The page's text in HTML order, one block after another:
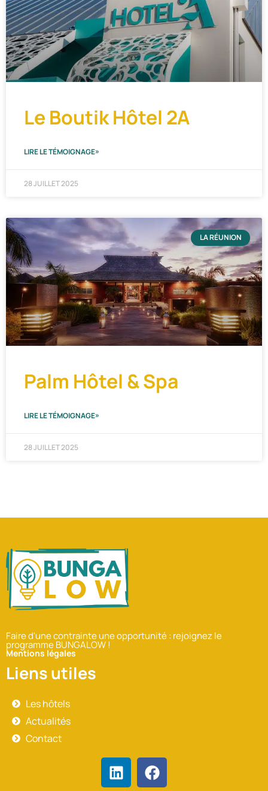
Le Boutik Hôtel 2A
LIRE LE TÉMOIGNAGE»
28 JUILLET 2025
LA RÉUNION
Palm Hôtel & Spa
LIRE LE TÉMOIGNAGE»
28 JUILLET 2025
Faire d'une contrainte une opportunité : rejoignez le
programme BUNGALOW !
Mentions légales
Liens utiles
Les hôtels
Actualités
Contact